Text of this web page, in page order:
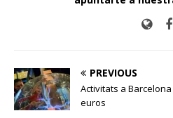
PREVIOUS
Activitats a
euros